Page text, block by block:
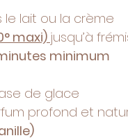
le lait ou la crème
maxi) jusqu’à
minimum
de glace
profond et